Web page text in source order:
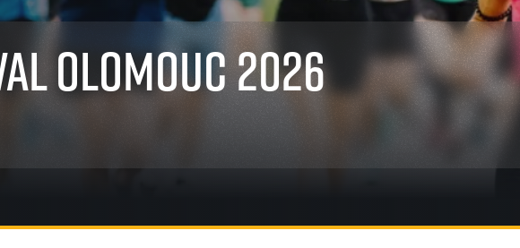
Komunity
RunCzech Kings & Queens
RunCzech Stars
Running Doctors
stažení
Pro média
Aktuality
Akreditace a vše k závodům
RunCzech
RunCzech Racing
Olomouc 2026